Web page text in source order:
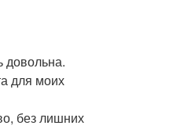
довольна.
для моих
без лишних